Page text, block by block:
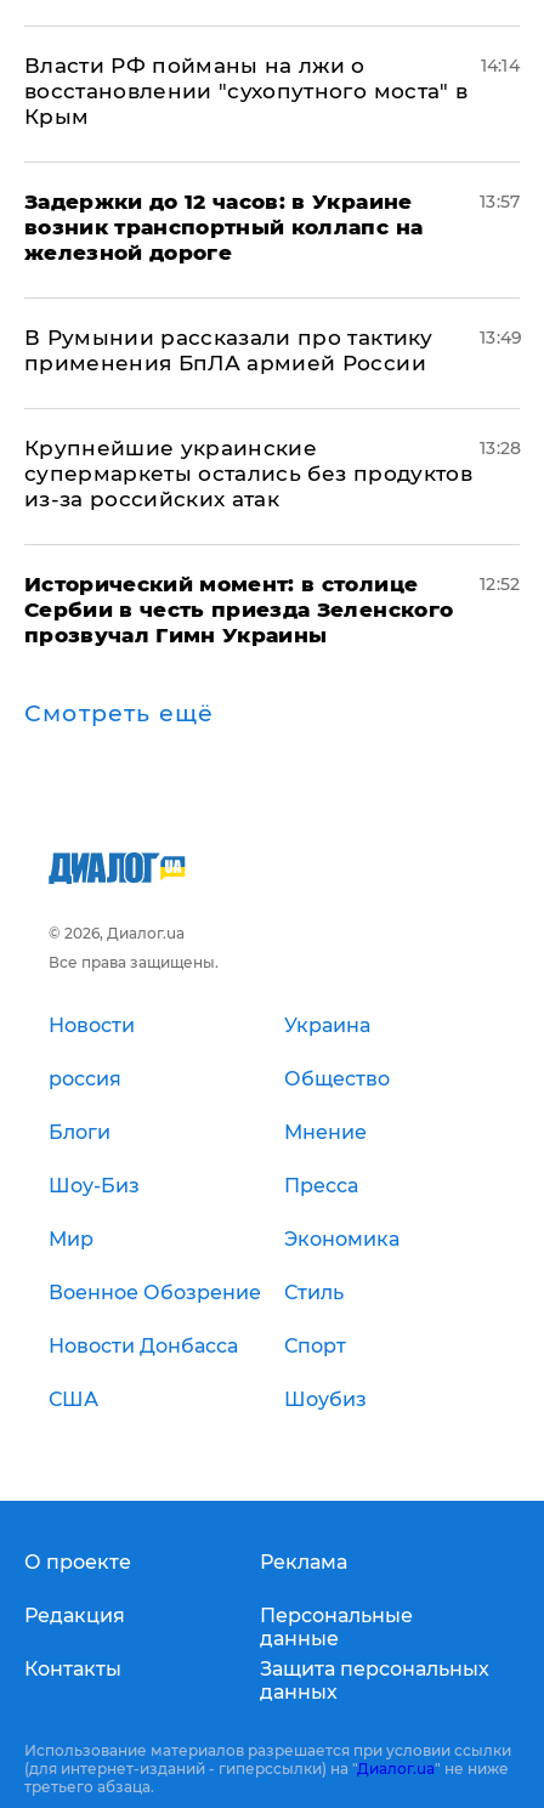
Власти РФ пойманы на лжи о
восстановлении "сухопутного моста" в
Крым
14:14
Задержки до 12 часов: в Украине
возник транспортный коллапс на
железной дороге
13:57
В Румынии рассказали про тактику
применения БпЛА армией России
13:49
Крупнейшие украинские
супермаркеты остались без продуктов
из-за российских атак
13:28
Исторический момент: в столице
Сербии в честь приезда Зеленского
прозвучал Гимн Украины
12:52
Смотреть ещё
© 2026, Диалог.ua
Все права защищены.
Новости Украина
россия Общество
Блоги Мнение
Шоу-Биз Пресса
Мир Экономика
Военное Обозрение Стиль
Новости Донбасса Спорт
США Шоубиз
О проекте
Редакция
Контакты
Реклама
Персональные
данные
Защита персональных
данных
Использование материалов разрешается при условии ссылки
(для интернет-изданий - гиперссылки) на "Диалог.ua" не ниже
третьего абзаца.